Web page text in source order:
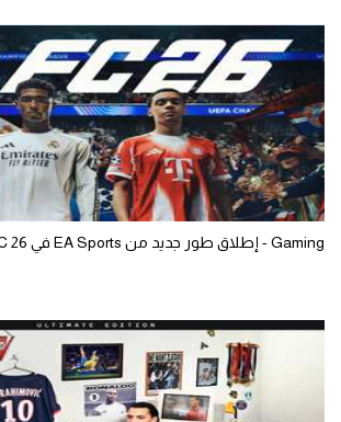
Gaming - إطلاق طور جديد من EA Sports في FC 26 بتواجد 48 منتخبا